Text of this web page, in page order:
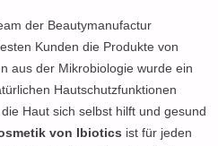
der Beautymanufactur
Kunden die Produkte von
aus der Mikrobiologie wurde ein
Hautschutzfunktionen
Haut sich selbst hilft und gesund
von Ibiotics ist für jeden